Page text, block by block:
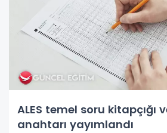
ALES temel soru kitapçığı
anahtarı yayımlandı